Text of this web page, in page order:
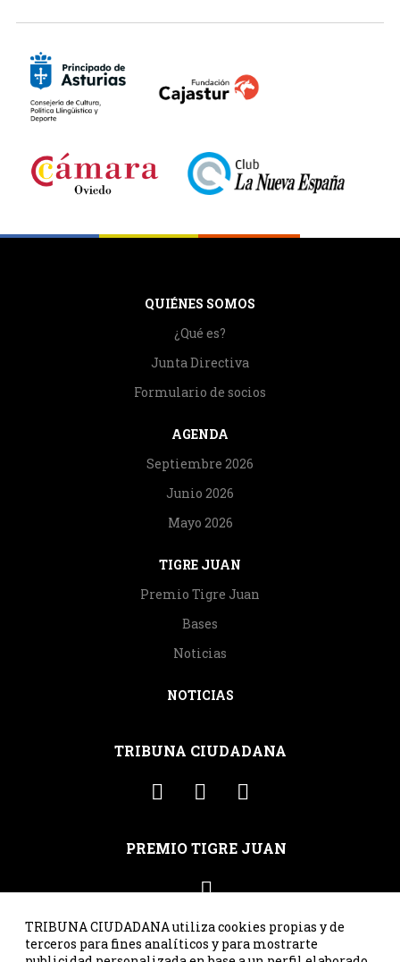
QUIÉNES SOMOS
¿Qué es?
Junta Directiva
Formulario de socios
AGENDA
Septiembre 2026
Junio 2026
Mayo 2026
TIGRE JUAN
Premio Tigre Juan
Bases
Noticias
NOTICIAS
TRIBUNA CIUDADANA
PREMIO TIGRE JUAN
TRIBUNA CIUDADANA utiliza cookies propias y de
terceros para fines analíticos y para mostrarte